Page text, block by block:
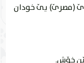
(مصرێ) يێ خودان
خۆش.